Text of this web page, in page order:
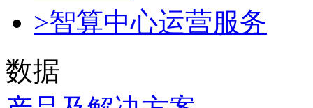
>智算中心运营服务
数据